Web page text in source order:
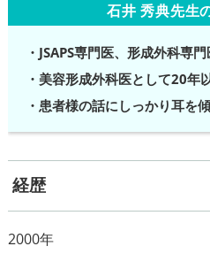
石井 秀典先生
・JSAPS専門医、形成外科専
・美容形成外科医として20年
・患者様の話にしっかり耳を
経歴
2000年